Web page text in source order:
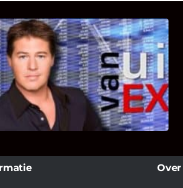
UITSTEL VAN EXECUTIE
Bekijk hier de fragmenten van de
van Bricks and Stones aan
dit programma.
Over